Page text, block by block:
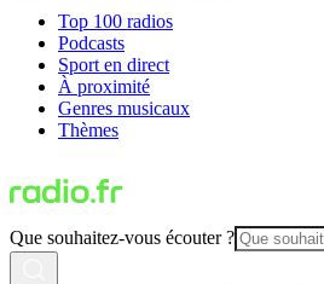
Top 100 radios
Podcasts
Sport en direct
À proximité
Genres musicaux
Thèmes
Que souhaitez-vous écouter ?